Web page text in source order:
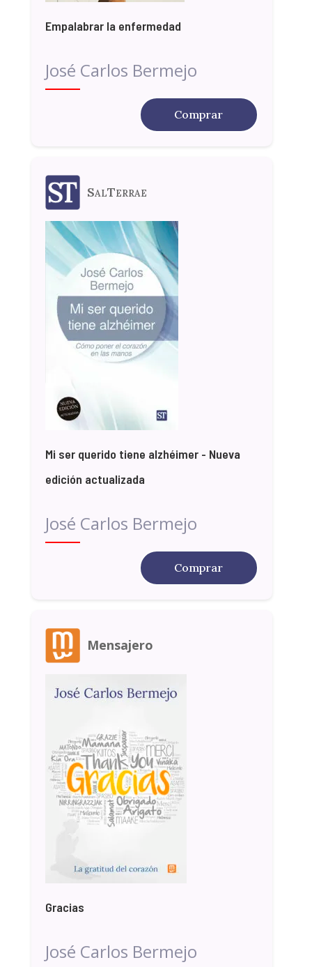
Empalabrar la enfermedad
José Carlos Bermejo
Comprar
SalTerrae
Mi ser querido tiene alzhéimer - Nueva
edición actualizada
José Carlos Bermejo
Comprar
Mensajero
Gracias
José Carlos Bermejo